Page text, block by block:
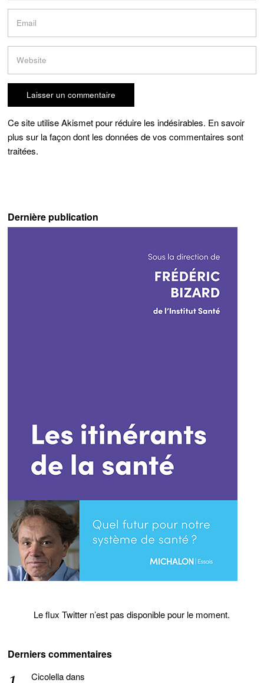
Ce site utilise Akismet pour réduire les indésirables. En savoir
plus sur la façon dont les données de vos commentaires sont
traitées.
Dernière publication
Le flux Twitter n’est pas disponible pour le moment.
Derniers commentaires
Cicolelladans